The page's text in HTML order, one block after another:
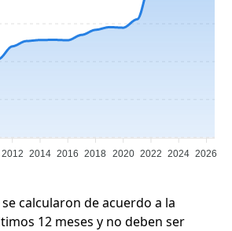
2012 2014 2016 2018 2020 2022 2024 2026
calcularon de acuerdo a la
12 meses y no deben ser